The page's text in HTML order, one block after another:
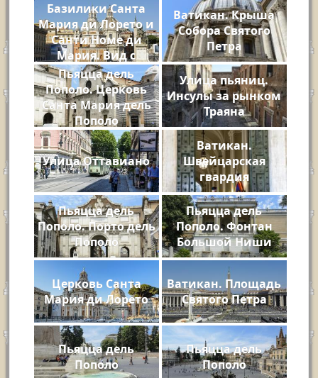
Базилики Санта
Мария ди Лорето и
Санти Номе ди
Мария. Вид с
Площади Венеции
Ватикан. Крыша
Собора Святого
Петра
Пьяцца дель
Пополо. Церковь
Санта Мария дель
Пополо
Улица пьяниц.
Инсулы за рынком
Траяна
Улица Оттавиано
Ватикан.
Швейцарская
гвардия
Пьяцца дель
Пополо. Порто дель
Пополо
Пьяцца дель
Пополо. Фонтан
Большой Ниши
Церковь Санта
Мария ди Лорето
Ватикан. Площадь
Святого Петра
Пьяцца дель
Пополо
Пьяцца дель
Пополо